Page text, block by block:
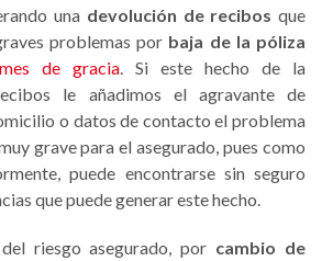
una devolución de recibos que
problemas por baja de la póliza
mes de gracia. Si este hecho de la
le añadimos el agravante de
o datos de contacto el problema
grave para el asegurado, pues como
puede encontrarse sin seguro
que puede generar este hecho.
riesgo asegurado, por cambio de